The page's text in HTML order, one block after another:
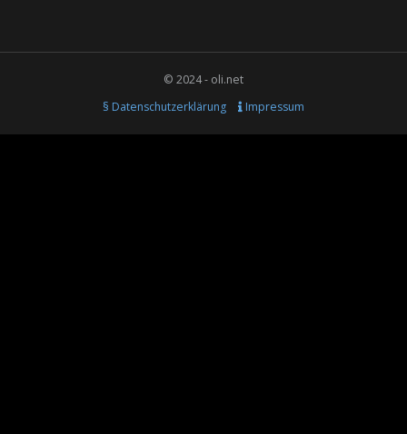
© 2024 - oli.net
§ Datenschutzerklärung
Impressum